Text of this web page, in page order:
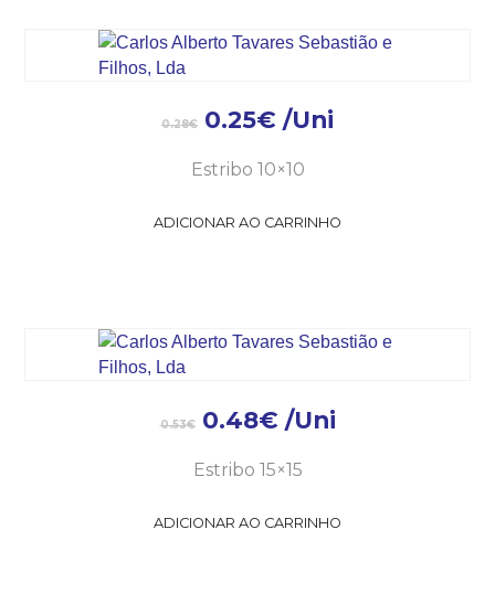
0.28€ 0.25€ /Uni
Estribo 10×10
ADICIONAR AO CARRINHO
0.53€ 0.48€ /Uni
Estribo 15×15
ADICIONAR AO CARRINHO